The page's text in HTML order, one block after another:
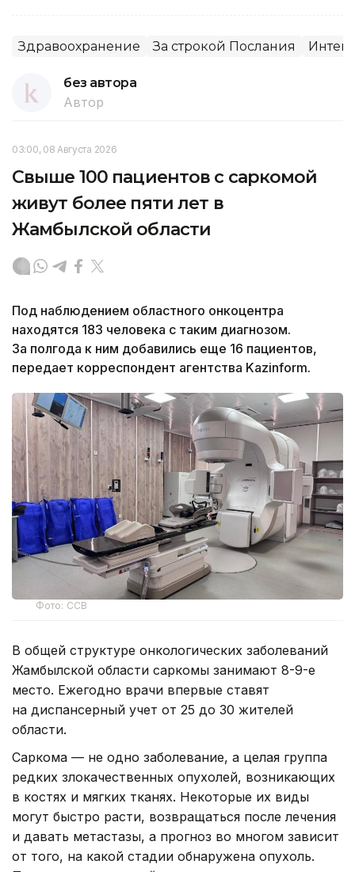
Здравоохранение За строкой Послания
без автора
Автор
03:00, 08 Августа 2026
Свыше 100 пациентов с саркомой
живут более пяти лет в
Жамбылской области
Под наблюдением областного онкоцентра
находятся 183 человека с таким диагнозом.
За полгода к ним добавились еще 16 пациентов,
передает корреспондент агентства Kazinform.
Фото: ССВ
В общей структуре онкологических заболеваний
Жамбылской области саркомы занимают 8-9-е
место. Ежегодно врачи впервые ставят
на диспансерный учет от 25 до 30 жителей
области.
Саркома — не одно заболевание, а целая группа
редких злокачественных опухолей, возникающих
в костях и мягких тканях. Некоторые их виды
могут быстро расти, возвращаться после лечения
и давать метастазы, а прогноз во многом зависит
от того, на какой стадии обнаружена опухоль.